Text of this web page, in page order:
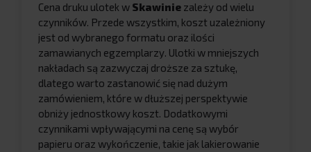
Cena druku ulotek w Skawinie zależy od wielu
czynników. Przede wszystkim, koszt uzależniony
jest od wybranego formatu oraz ilości
zamawianych egzemplarzy. Ulotki w mniejszych
nakładach są zazwyczaj droższe za sztukę,
dlatego warto zastanowić się nad dużym
zamówieniem, które w dłuższej perspektywie
obniży jednostkowy koszt. Dodatkowymi
czynnikami wpływającymi na cenę są wybór
papieru oraz wykończenie, takie jak lakierowanie